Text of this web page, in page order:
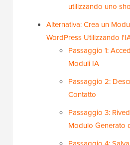
utilizzando uno
Alternativa: Crea un
WordPress Utilizzando
Passaggio 1:
Moduli IA
Passaggio 2:
Contatto
Passaggio 3:
Modulo Generato